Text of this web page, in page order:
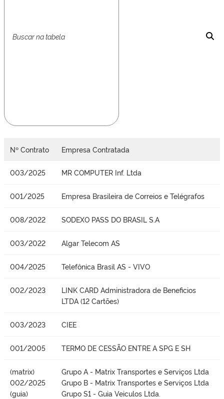
Nº Contrato Empresa Contratada
003/2025 MR COMPUTER Inf. Ltda
001/2025 Empresa Brasileira de Correios e Telégrafos
008/2022 SODEXO PASS DO BRASIL S.A
003/2022 Algar Telecom AS
004/2025 Telefônica Brasil AS - VIVO
002/2023
LINK CARD Administradora de Beneficios
LTDA (12 Cartões)
003/2023 CIEE
001/2005 TERMO DE CESSÃO ENTRE A SPG E SH
(matrix)
002/2025
(guia)
Grupo A - Matrix Transportes e Serviços Ltda
Grupo B - Matrix Transportes e Serviços Ltda
Grupo S1 - Guia Veiculos Ltda.